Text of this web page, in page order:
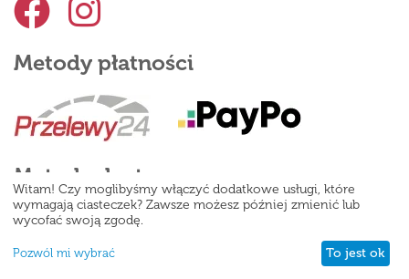
Metody płatności
Metody dostawy
Witam! Czy moglibyśmy włączyć dodatkowe usługi, które
wymagają ciasteczek? Zawsze możesz później zmienić lub
wycofać swoją zgodę.
Pozwól mi wybrać To jest ok